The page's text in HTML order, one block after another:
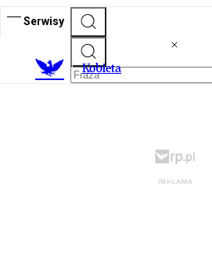
Serwisy
Kobieta